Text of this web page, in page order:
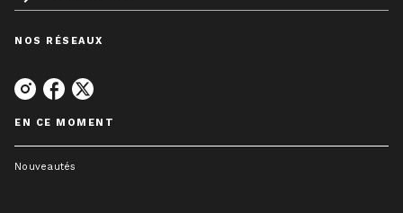
NOS RÉSEAUX
EN CE MOMENT
Nouveautés